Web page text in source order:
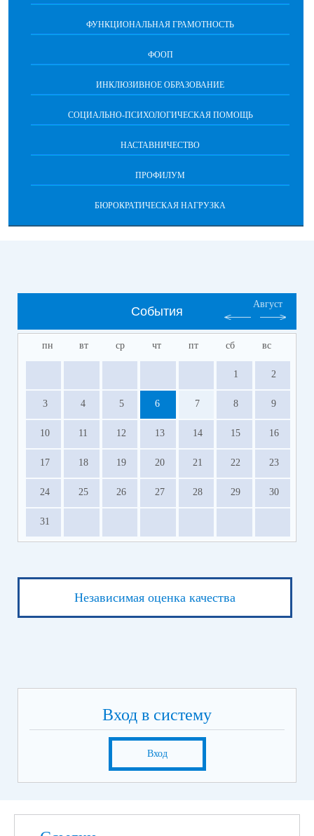
ФУНКЦИОНАЛЬНАЯ ГРАМОТНОСТЬ
ФООП
ИНКЛЮЗИВНОЕ ОБРАЗОВАНИЕ
СОЦИАЛЬНО-ПСИХОЛОГИЧЕСКАЯ ПОМОЩЬ
НАСТАВНИЧЕСТВО
ПРОФИЛУМ
БЮРОКРАТИЧЕСКАЯ НАГРУЗКА
События
Август
пн вт ср чт пт сб вс
1 2
3 4 5 6 7 8 9
10 11 12 13 14 15 16
17 18 19 20 21 22 23
24 25 26 27 28 29 30
31
Независимая оценка качества
Вход в систему
Вход